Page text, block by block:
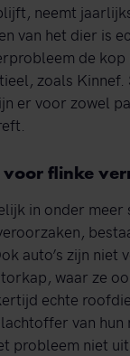
neemt
van het dier is
de
zoals
er voor zowel
flinke
in onder
auto’s zijn niet
waar ze
echte
van
probleem niet